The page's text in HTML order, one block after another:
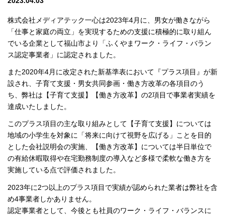
株式会社メディアテック一心は2023年4月に、男女が働きながら
「仕事と家庭の両立」を実現するための支援に積極的に取り組ん
でいる企業として福山市より「ふくやまワーク・ライフ・バラン
ス認定事業者」に認定されました。
また2020年4月に改定された新基準表において『プラス項目』が新
設され、子育て支援・男女共同参画・働き方改革の各項目のう
ち、弊社は【子育て支援】【働き方改革】の2項目で事業者実績を
達成いたしました。
このプラス項目の主な取り組みとして【子育て支援】については
地域の小学生を対象に「将来に向けて視野を広げる」ことを目的
とした会社説明会の実施、【働き方改革】については半日単位で
の有給休暇取得や在宅勤務制度の導入など多様で柔軟な働き方を
実施している点で評価されました。
2023年に2つ以上のプラス項目で実績が認められた業者は弊社を含
め4事業者しかありません。
認定事業者として、今後とも社員のワーク・ライフ・バランスに